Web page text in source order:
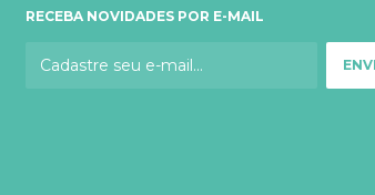
RECEBA NOVIDADES POR E-MAIL